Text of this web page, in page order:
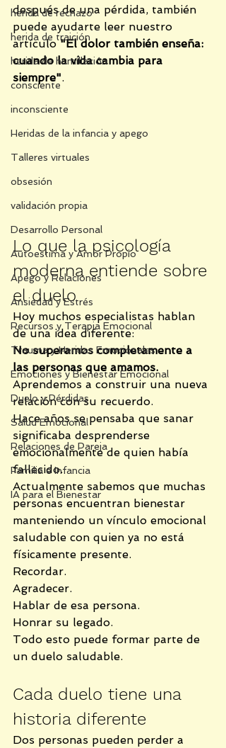
herida de rechazo
herida de traición
herida de humillación
consciente
inconsciente
Heridas de la infancia y apego
Talleres virtuales
obsesión
validación propia
Desarrollo Personal
Autoestima y Amor Propio
Apego y Relaciones
Ansiedad y Estrés
Recursos y Terapia Emocional
Trauma y Heridas Emocionales
Emociones y Bienestar Emocional
Duelo y Pérdidas
Salud Emocional
Relaciones de Pareja
Familia e Infancia
IA para el Bienestar
después de una pérdida, también
puede ayudarte leer nuestro
artículo "El dolor también enseña:
cuando la vida cambia para
siempre".
Lo que la psicología
moderna entiende sobre
el duelo
Hoy muchos especialistas hablan
de una idea diferente:
No superamos completamente a
las personas que amamos.
Aprendemos a construir una nueva
relación con su recuerdo.
Hace años se pensaba que sanar
significaba desprenderse
emocionalmente de quien había
fallecido.
Actualmente sabemos que muchas
personas encuentran bienestar
manteniendo un vínculo emocional
saludable con quien ya no está
físicamente presente.
Recordar.
Agradecer.
Hablar de esa persona.
Honrar su legado.
Todo esto puede formar parte de
un duelo saludable.
Cada duelo tiene una
historia diferente
Dos personas pueden perder a